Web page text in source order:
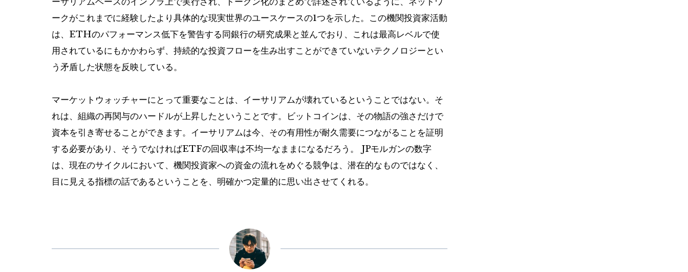
ークがこれまでに経験したより具体的な現実世界のユースケースの1つを示した。この機関投資家活動
は、ETHのパフォーマンス低下を警告する同銀行の研究成果と並んでおり、これは最高レベルで使
用されているにもかかわらず、持続的な投資フローを生み出すことができていないテクノロジーとい
う矛盾した状態を反映している。
マーケットウォッチャーにとって重要なことは、イーサリアムが壊れているということではない。そ
れは、組織の再関与のハードルが上昇したということです。ビットコインは、その物語の強さだけで
資本を引き寄せることができます。イーサリアムは今、その有用性が耐久需要につながることを証明
する必要があり、そうでなければETFの回収率は不均一なままになるだろう。 JPモルガンの数字
は、現在のサイクルにおいて、機関投資家への資金の流れをめぐる競争は、潜在的なものではなく、
目に見える指標の話であるということを、明確かつ定量的に思い出させてくれる。